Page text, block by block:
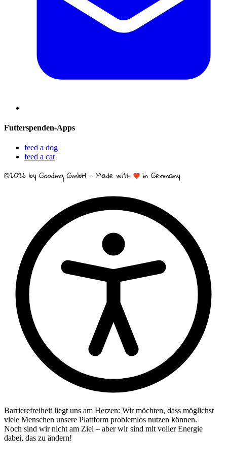
Futterspenden-Apps
feed a dog
feed a cat
Barrierefreiheit liegt uns am Herzen: Wir möchten, dass möglichst
viele Menschen unsere Plattform problemlos nutzen können.
Noch sind wir nicht am Ziel – aber wir sind mit voller Energie
dabei, das zu ändern!